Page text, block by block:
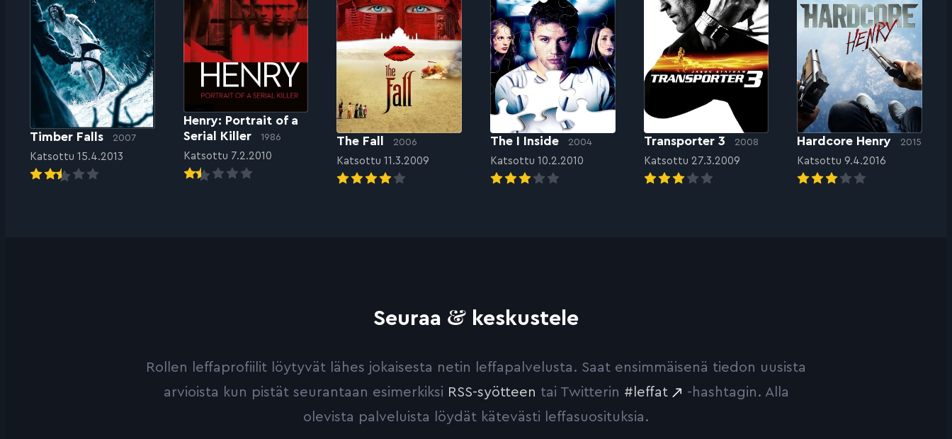
Timber Falls 2007
Katsottu 15.4.2013
Henry: Portrait of a
Serial Killer
1986
Katsottu 7.2.2010
The Fall 2006
Katsottu 11.3.2009
The I Inside 2004
Katsottu 10.2.2010
Transporter 3 2008
Katsottu 27.3.2009
Hardcore Henry 2015
Katsottu 9.4.2016
Seuraa & keskustele
Rollen leffaprofiilit löytyvät lähes jokaisesta netin leffapalvelusta. Saat ensimmäisenä tiedon uusista
arvioista kun pistät seurantaan esimerkiksi RSS-syötteen tai Twitterin #leffat
-hashtagin. Alla
olevista palveluista löydät kätevästi leffasuosituksia.